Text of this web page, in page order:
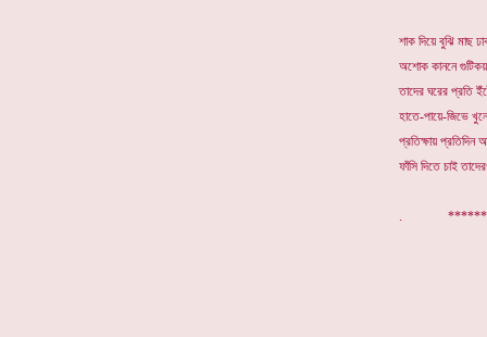
শাক দিয়ে বুঝি মাছ
অশোক কাননে
তাদের ঘরের প্রতি
হাতে-পায়ে-জিভে
প্রতিক্ষায় প্রতিদিন
ফাঁসি দিতে চাই
.